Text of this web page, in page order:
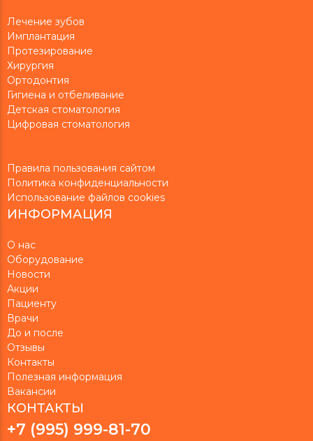
Лечение зубов
Имплантация
Протезирование
Хирургия
Ортодонтия
Гигиена и отбеливание
Детская стоматология
Цифровая стоматология
Правила пользования сайтом
Политика конфиденциальности
Использование файлов cookies
ИНФОРМАЦИЯ
О нас
Оборудование
Новости
Акции
Пациенту
Врачи
До и после
Отзывы
Контакты
Полезная информация
Вакансии
КОНТАКТЫ
+7 (995) 999-81-70